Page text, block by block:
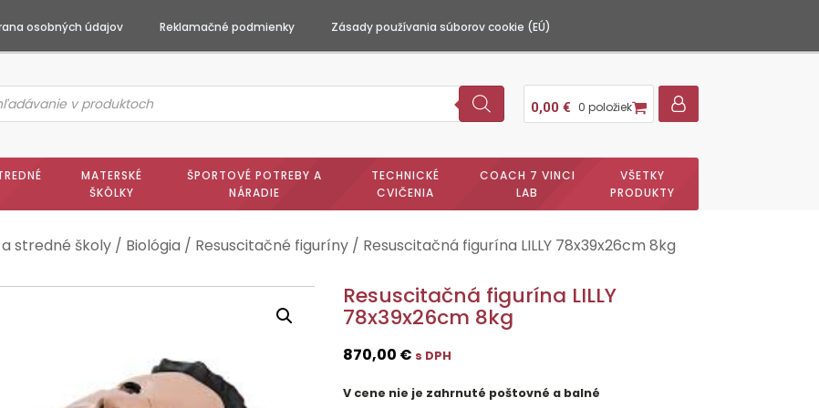
osobných údajov Reklamačné podmienky Zásady používania súborov cookie (EÚ)
0,00 € 0 položiek
MATERSKÉ
ŠKÔLKY
ŠPORTOVÉ POTREBY A
NÁRADIE
TECHNICKÉ
CVIČENIA
COACH 7 VINCI
LAB
VŠETKY
PRODUKTY
stredné školy / Biológia / Resuscitačné figuríny / Resuscitačná figurína LILLY 78x39x26cm 8kg
Resuscitačná figurína LILLY
78x39x26cm 8kg
870,00 € s DPH
V cene nie je zahrnuté poštovné a balné